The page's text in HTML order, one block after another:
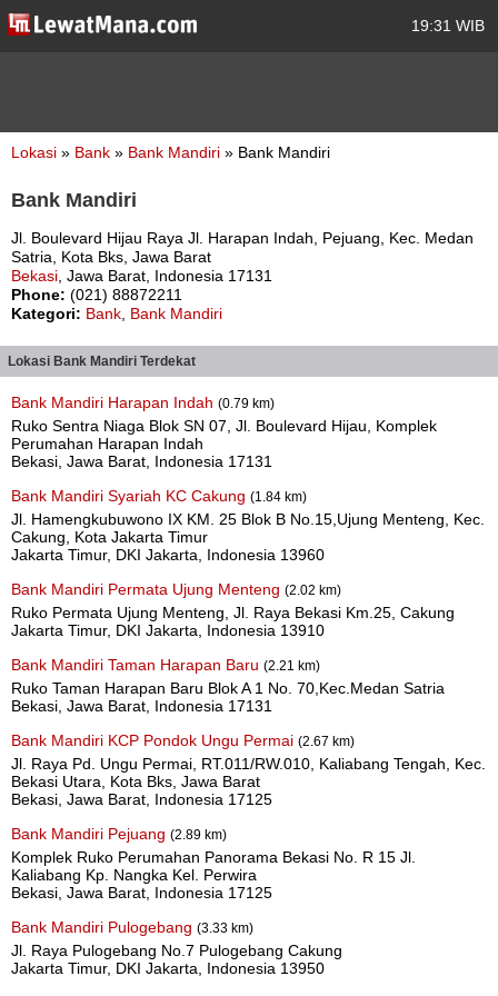
19:31 WIB
Lokasi » Bank » Bank Mandiri » Bank Mandiri
Bank Mandiri
Jl. Boulevard Hijau Raya Jl. Harapan Indah, Pejuang, Kec. Medan
Satria, Kota Bks, Jawa Barat
Bekasi , Jawa Barat, Indonesia 17131
Phone: (021) 88872211
Kategori: Bank Bank Mandiri
Lokasi Bank Mandiri Terdekat
Bank Mandiri Harapan Indah (0.79 km)
Ruko Sentra Niaga Blok SN 07, Jl. Boulevard Hijau, Komplek
Perumahan Harapan Indah
Bekasi, Jawa Barat, Indonesia 17131
Bank Mandiri Syariah KC Cakung (1.84 km)
Jl. Hamengkubuwono IX KM. 25 Blok B No.15,Ujung Menteng, Kec.
Cakung, Kota Jakarta Timur
Jakarta Timur, DKI Jakarta, Indonesia 13960
Bank Mandiri Permata Ujung Menteng (2.02 km)
Ruko Permata Ujung Menteng, Jl. Raya Bekasi Km.25, Cakung
Jakarta Timur, DKI Jakarta, Indonesia 13910
Bank Mandiri Taman Harapan Baru (2.21 km)
Ruko Taman Harapan Baru Blok A 1 No. 70,Kec.Medan Satria
Bekasi, Jawa Barat, Indonesia 17131
Bank Mandiri KCP Pondok Ungu Permai (2.67 km)
Jl. Raya Pd. Ungu Permai, RT.011/RW.010, Kaliabang Tengah, Kec.
Bekasi Utara, Kota Bks, Jawa Barat
Bekasi, Jawa Barat, Indonesia 17125
Bank Mandiri Pejuang (2.89 km)
Komplek Ruko Perumahan Panorama Bekasi No. R 15 Jl.
Kaliabang Kp. Nangka Kel. Perwira
Bekasi, Jawa Barat, Indonesia 17125
Bank Mandiri Pulogebang (3.33 km)
Jl. Raya Pulogebang No.7 Pulogebang Cakung
Jakarta Timur, DKI Jakarta, Indonesia 13950